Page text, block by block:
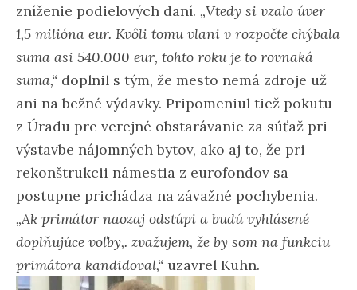
zníženie podielových daní. „Vtedy si vzalo úver
1,5 milióna eur. Kvôli tomu vlani v rozpočte chýbala
suma asi 540.000 eur, tohto roku je to rovnaká
suma,“ doplnil s tým, že mesto nemá zdroje už
ani na bežné výdavky. Pripomeniul tiež pokutu
z Úradu pre verejné obstarávanie za súťaž pri
výstavbe nájomných bytov, ako aj to, že pri
rekonštrukcii námestia z eurofondov sa
postupne prichádza na závažné pochybenia.
„Ak primátor naozaj odstúpi a budú vyhlásené
doplňujúce voľby,. zvažujem, že by som na funkciu
primátora kandidoval,“ uzavrel Kuhn.